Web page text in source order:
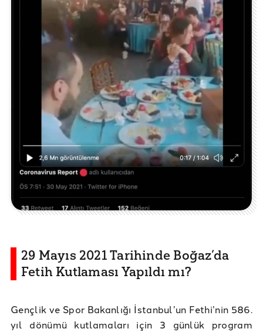
29 Mayıs 2021 Tarihinde Boğaz’da
Fetih Kutlaması Yapıldı mı?
Gençlik ve Spor Bakanlığı İstanbul’un Fethi’nin 586.
yıl dönümü kutlamaları için 3 günlük program